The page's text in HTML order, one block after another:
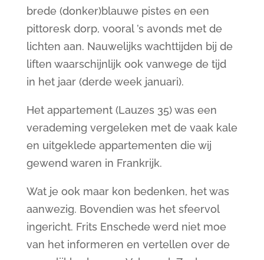
brede (donker)blauwe pistes en een
pittoresk dorp, vooral ’s avonds met de
lichten aan. Nauwelijks wachttijden bij de
liften waarschijnlijk ook vanwege de tijd
in het jaar (derde week januari).
Het appartement (Lauzes 35) was een
verademing vergeleken met de vaak kale
en uitgeklede appartementen die wij
gewend waren in Frankrijk.
Wat je ook maar kon bedenken, het was
aanwezig. Bovendien was het sfeervol
ingericht. Frits Enschede werd niet moe
van het informeren en vertellen over de